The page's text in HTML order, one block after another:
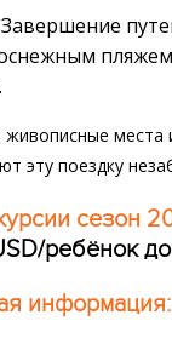
Завершение
живописные места
эту поездку
сезон
ребёнок до
информация: